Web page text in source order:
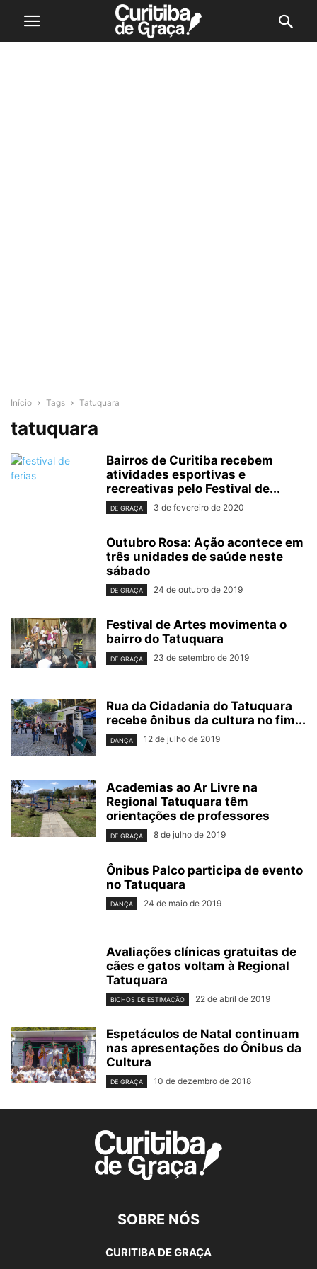
Início Tags Tatuquara
tatuquara
Bairros de Curitiba recebem
atividades esportivas e
recreativas pelo Festival de...
DE GRAÇA 3 de fevereiro de 2020
Outubro Rosa: Ação acontece em
três unidades de saúde neste
sábado
DE GRAÇA 24 de outubro de 2019
Festival de Artes movimenta o
bairro do Tatuquara
DE GRAÇA 23 de setembro de 2019
Rua da Cidadania do Tatuquara
recebe ônibus da cultura no fim...
DANÇA 12 de julho de 2019
Academias ao Ar Livre na
Regional Tatuquara têm
orientações de professores
DE GRAÇA 8 de julho de 2019
Ônibus Palco participa de evento
no Tatuquara
DANÇA 24 de maio de 2019
Avaliações clínicas gratuitas de
cães e gatos voltam à Regional
Tatuquara
BICHOS DE ESTIMAÇÃO 22 de abril de 2019
Espetáculos de Natal continuam
nas apresentações do Ônibus da
Cultura
DE GRAÇA 10 de dezembro de 2018
SOBRE NÓS
CURITIBA DE GRAÇA